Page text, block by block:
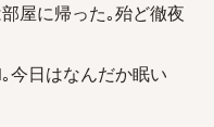
屋に帰った｡殆ど徹夜
今日はなんだか眠い